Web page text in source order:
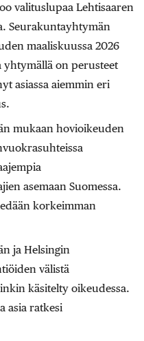
valituslupaa Lehtisaaren
Seurakuntayhtymän
maaliskuussa 2026
yhtymällä on perusteet
asiassa aiemmin eri
mukaan hovioikeuden
asemaan Suomessa.
korkeimman
ja Helsingin
välistä
käsitelty oikeudessa.
asia ratkesi